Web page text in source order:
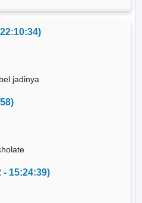
jadinya
- 15:24:39)